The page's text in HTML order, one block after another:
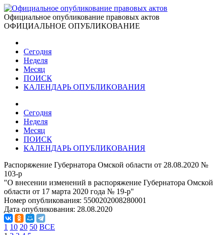
Официальное опубликование правовых актов
ОФИЦИАЛЬНОЕ ОПУБЛИКОВАНИЕ
Сегодня
Неделя
Месяц
ПОИСК
КАЛЕНДАРЬ ОПУБЛИКОВАНИЯ
Сегодня
Неделя
Месяц
ПОИСК
КАЛЕНДАРЬ ОПУБЛИКОВАНИЯ
Распоряжение Губернатора Омской области от 28.08.2020 №
103-р
"О внесении изменений в распоряжение Губернатора Омской
области от 17 марта 2020 года № 19-р"
Номер опубликования: 5500202008280001
Дата опубликования: 28.08.2020
1 10 20 50 ВСЕ